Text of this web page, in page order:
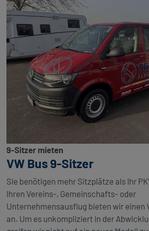
9-Sitzer mieten
VW Bus 9-Sitzer
Sie benötigen mehr Sitzplätze als Ihr
Ihren Vereins-, Gemeinschafts- oder
Unternehmensausflug bieten wir einen
an. Um es unkompliziert in der